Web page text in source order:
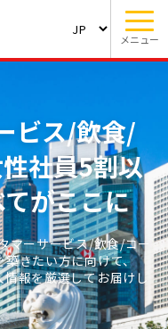
メニュー
ビス/飲食/
社員5割以
がここに
マーサービス/飲食/コー
きたい方に向けて、
報を厳選してお届けし